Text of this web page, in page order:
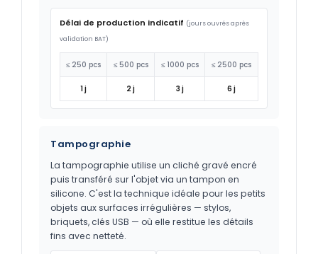
Délai de production indicatif (jours ouvrés après
validation BAT)
≤ 250 pcs ≤ 500 pcs ≤ 1000 pcs ≤ 2500 pcs
1 j 2 j 3 j 6 j
Tampographie
La tampographie utilise un cliché gravé encré
puis transféré sur l'objet via un tampon en
silicone. C'est la technique idéale pour les petits
objets aux surfaces irrégulières — stylos,
briquets, clés USB — où elle restitue les détails
fins avec netteté.